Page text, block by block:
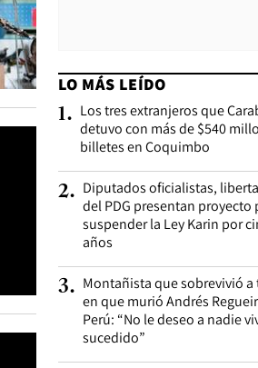
LO MÁS LEÍDO
1. Los tres extranjeros que
detuvo con más de $540
billetes en Coquimbo
2. Diputados oficialistas,
del PDG presentan proyecto
suspender la Ley Karin por
años
3. Montañista que sobrevivió a
en que murió Andrés
Perú: “No le deseo a nadie
sucedido”